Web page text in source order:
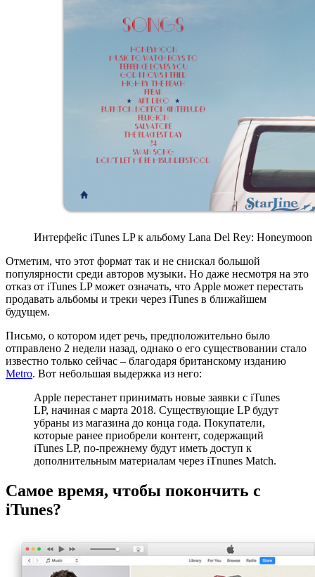
Интерфейс iTunes LP к альбому Lana Del Rey: Honeymoon
Отметим, что этот формат так и не снискал большой
популярности среди авторов музыки. Но даже несмотря на это
отказ от iTunes LP может означать, что Apple может перестать
продавать альбомы и треки через iTunes в ближайшем
будущем.
Письмо, о котором идет речь, предположительно было
отправлено 2 недели назад, однако о его существовании стало
известно только сейчас – благодаря британскому изданию
Metro. Вот небольшая выдержка из него:
Apple перестанет принимать новые заявки с iTunes
LP, начиная с марта 2018. Существующие LP будут
убраны из магазина до конца года. Покупатели,
которые ранее приобрели контент, содержащий
iTunes LP, по-прежнему будут иметь доступ к
дополнительным материалам через iTnunes Match.
Самое время, чтобы покончить с
iTunes?